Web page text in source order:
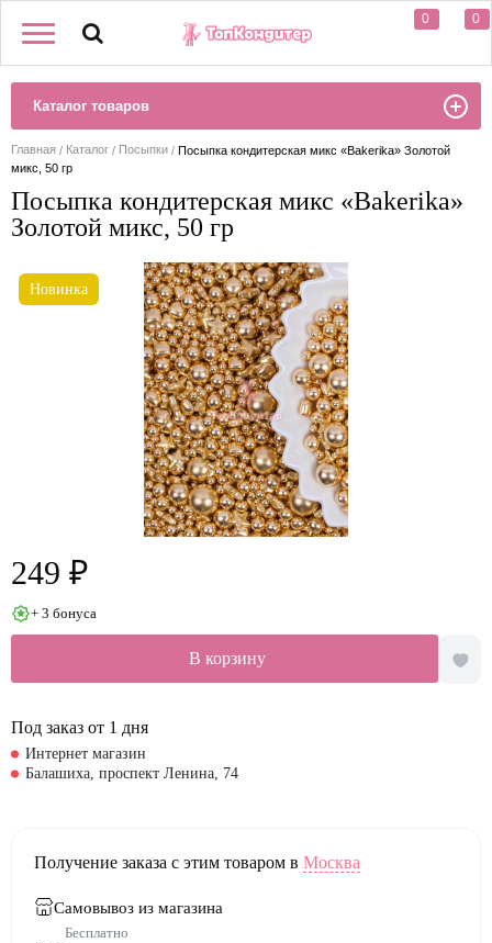
0 0
Каталог товаров
Главная Каталог Посыпки
Посыпка кондитерская микс «Bakerika» Золотой
микс, 50 гр
Посыпка кондитерская микс «Bakerika»
Золотой микс, 50 гр
Новинка
249 ₽
+ 3 бонуса
В корзину
Под заказ от 1 дня
Интернет магазин
Балашиха, проспект Ленина, 74
Получение заказа с этим товаром в Москва
Самовывоз из магазина
Бесплатно